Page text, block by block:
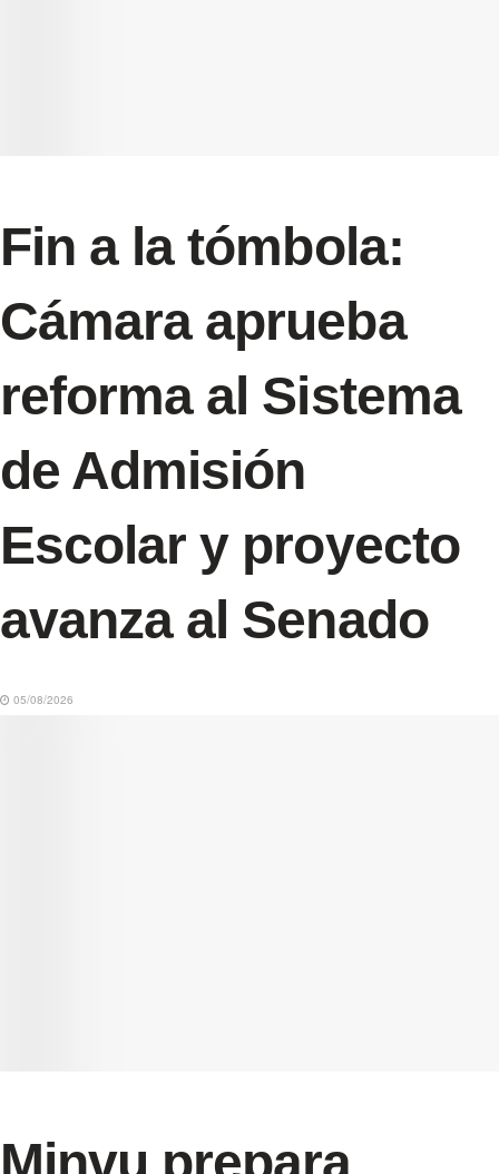
Fin a la tómbola:
Cámara aprueba
reforma al Sistema
de Admisión
Escolar y proyecto
avanza al Senado
05/08/2026
Minvu prepara